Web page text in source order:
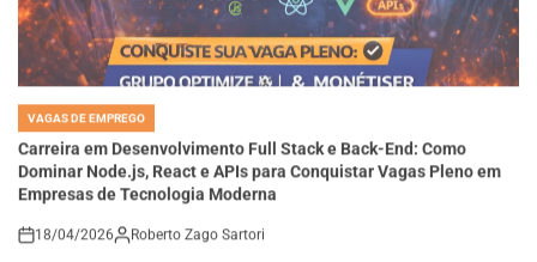
VAGAS DE EMPREGO
Carreira em Desenvolvimento Full Stack e Back-End: Como
Dominar Node.js, React e APIs para Conquistar Vagas Pleno em
Empresas de Tecnologia Moderna
18/04/2026 Roberto Zago Sartori